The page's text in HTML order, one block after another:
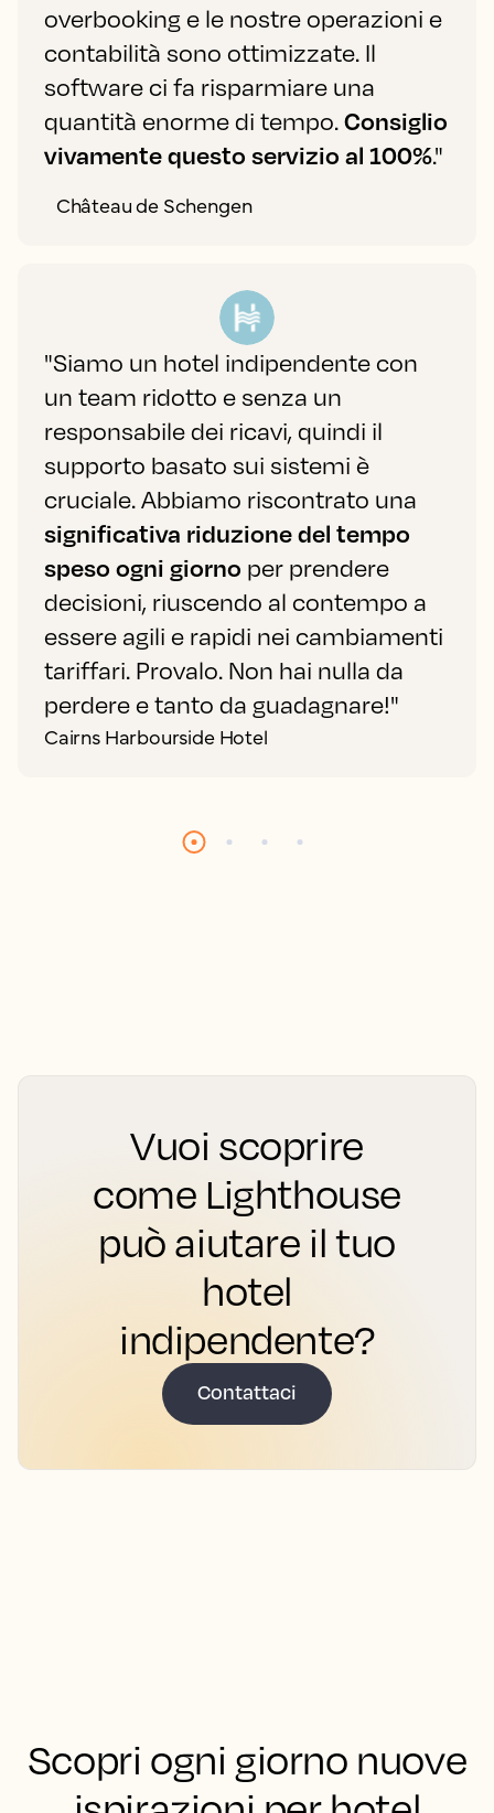
overbooking e le nostre operazioni e
contabilità sono ottimizzate. Il
software ci fa risparmiare una
quantità enorme di tempo.Consiglio
vivamente questo servizio al 100%."
Château de Schengen
"Siamo un hotel indipendente con
un team ridotto e senza un
responsabile dei ricavi, quindi il
supporto basato sui sistemi è
cruciale. Abbiamo riscontrato una
significativa riduzione del tempo
speso ogni giorno per prendere
decisioni, riuscendo al contempo a
essere agili e rapidi nei cambiamenti
tariffari. Provalo. Non hai nulla da
perdere e tanto da guadagnare!"
Cairns Harbourside Hotel
Vuoi scoprire
come Lighthouse
può aiutare il tuo
hotel
indipendente?
Contattaci
Scopri ogni giorno nuove